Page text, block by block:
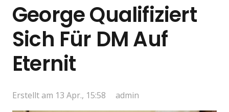
George Qualifiziert
Sich Für DM Auf
Eternit
Erstellt am 13 Apr., 15:58 admin